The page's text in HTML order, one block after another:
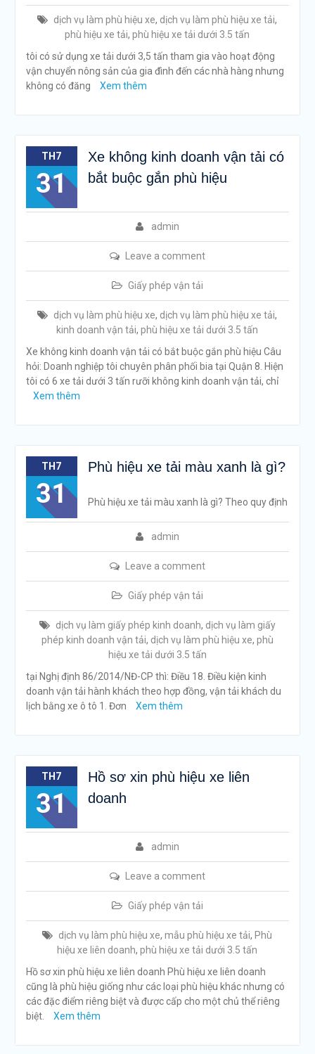
dịch vụ làm phù hiệu xe, dịch vụ làm phù hiệu xe tải,
phù hiệu xe tải,phù hiệu xe tải dưới 3.5 tấn
tôi có sử dụng xe tải dưới 3,5 tấn tham gia vào hoạt động
vận chuyển nông sản của gia đình đến các nhà hàng nhưng
không có đăng
Xem thêm
TH7
31
Xe không kinh doanh vận tải có
bắt buộc gắn phù hiệu
admin
Leave a comment
Giấy phép vận tải
dịch vụ làm phù hiệu xe, dịch vụ làm phù hiệu xe tải,
kinh doanh vận tải,phù hiệu xe tải dưới 3.5 tấn
Xe không kinh doanh vận tải có bắt buộc gắn phù hiệu Câu
hỏi: Doanh nghiệp tôi chuyên phân phối bia tại Quận 8. Hiện
tôi có 6 xe tải dưới 3 tấn rưỡi không kinh doanh vận tải, chỉ
Xem thêm
TH7
31
Phù hiệu xe tải màu xanh là gì?
admin
Leave a comment
Giấy phép vận tải
dịch vụ làm giấy phép kinh doanh, dịch vụ làm giấy
phép kinh doanh vận tải, dịch vụ làm phù hiệu xe, phù
hiệu xe tải dưới 3.5 tấn
Phù hiệu xe tải màu xanh là gì? Theo quy định
tại Nghị định 86/2014/NĐ-CP thì: Điều 18. Điều kiện kinh
doanh vận tải hành khách theo hợp đồng, vận tải khách du
lịch bằng xe ô tô 1. Đơn
Xem thêm
TH7
31
Hồ sơ xin phù hiệu xe liên
doanh
admin
Leave a comment
Giấy phép vận tải
dịch vụ làm phù hiệu xe,mẫu phù hiệu xe tải, Phù
hiệu xe liên doanh,phù hiệu xe tải dưới 3.5 tấn
Hồ sơ xin phù hiệu xe liên doanh Phù hiệu xe liên doanh
cũng là phù hiệu giống như các loại phù hiệu khác nhưng có
các đặc điểm riêng biệt và được cấp cho một chủ thể riêng
biệt.
Xem thêm